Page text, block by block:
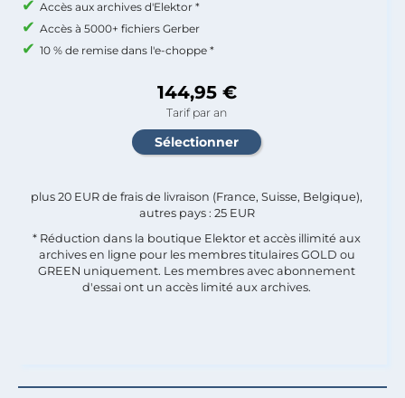
Accès aux archives d'Elektor *
Accès à 5000+ fichiers Gerber
10 % de remise dans l'e-choppe *
144,95 €
Tarif par an
plus 20 EUR de frais de livraison (France, Suisse, Belgique),
autres pays : 25 EUR
* Réduction dans la boutique Elektor et accès illimité aux
archives en ligne pour les membres titulaires GOLD ou
GREEN uniquement. Les membres avec abonnement
d'essai ont un accès limité aux archives.